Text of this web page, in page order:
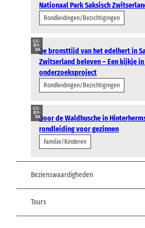
Nationaal Park Saksisch
Rondleidingen/Bezichtigingen
CC-
BY-
SADe bronsttijd van het edelhert in
Zwitserland beleven – Een kijkje in
onderzoeksproject
Rondleidingen/Bezichtigingen
CC-
BY-
SADoor de Waldhusche in
rondleiding voor gezinnen
Familie/Kinderen
Bezienswaardigheden
Tours